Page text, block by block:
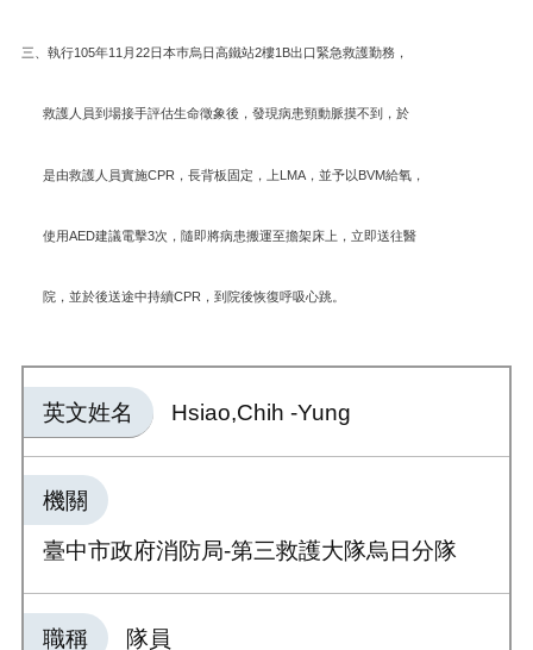
三、執行105年11月22日本巿烏日高鐵站2樓1B出口緊急救護勤務，
救護人員到場接手評估生命徵象後，發現病患頸動脈摸不到，於
是由救護人員實施CPR，長背板固定，上LMA，並予以BVM給氧，
使用AED建議電擊3次，隨即將病患搬運至擔架床上，立即送往醫
院，並於後送途中持續CPR，到院後恢復呼吸心跳。
英文姓名 Hsiao,Chih -Yung
機關
臺中市政府消防局-第三救護大隊烏日分隊
職稱 隊員